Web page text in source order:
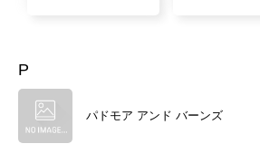
P
パドモア アンド バーンズ